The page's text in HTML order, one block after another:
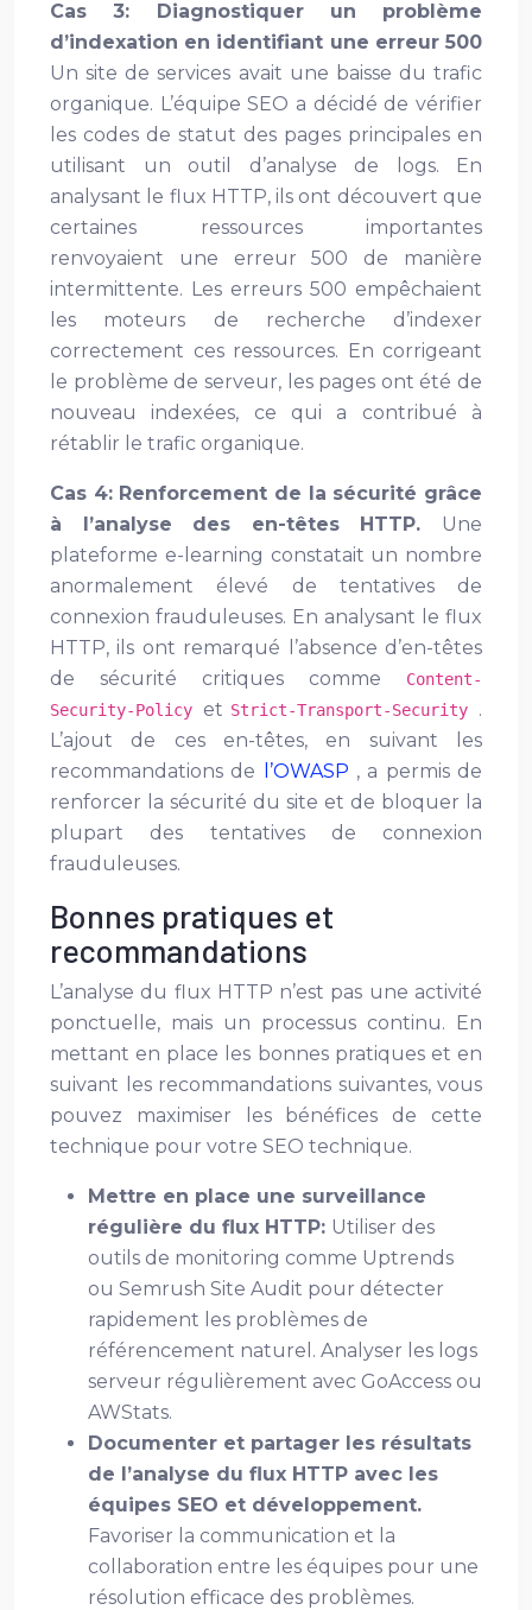
Cas 3: Diagnostiquer un problème
d’indexation en identifiant une erreur 500
Un site de services avait une baisse du trafic
organique. L’équipe SEO a décidé de vérifier
les codes de statut des pages principales en
utilisant un outil d’analyse de logs. En
analysant le flux HTTP, ils ont découvert que
certaines ressources importantes
renvoyaient une erreur 500 de manière
intermittente. Les erreurs 500 empêchaient
les moteurs de recherche d’indexer
correctement ces ressources. En corrigeant
le problème de serveur, les pages ont été de
nouveau indexées, ce qui a contribué à
rétablir le trafic organique.
Cas 4: Renforcement de la sécurité grâce
à l’analyse des en-têtes HTTP. Une
plateforme e-learning constatait un nombre
anormalement élevé de tentatives de
connexion frauduleuses. En analysant le flux
HTTP, ils ont remarqué l’absence d’en-têtes
de sécurité critiques comme
Content-
Security-Policy et Strict-Transport-Security .
L’ajout de ces en-têtes, en suivant les
recommandations de
l’OWASP , a permis de
renforcer la sécurité du site et de bloquer la
plupart des tentatives de connexion
frauduleuses.
Bonnes pratiques et
recommandations
L’analyse du flux HTTP n’est pas une activité
ponctuelle, mais un processus continu. En
mettant en place les bonnes pratiques et en
suivant les recommandations suivantes, vous
pouvez maximiser les bénéfices de cette
technique pour votre SEO technique.
Mettre en place une surveillance
régulière du flux HTTP: Utiliser des
outils de monitoring comme Uptrends
ou Semrush Site Audit pour détecter
rapidement les problèmes de
référencement naturel. Analyser les logs
serveur régulièrement avec GoAccess ou
AWStats.
Documenter et partager les résultats
de l’analyse du flux HTTP avec les
équipes SEO et développement.
Favoriser la communication et la
collaboration entre les équipes pour une
résolution efficace des problèmes.